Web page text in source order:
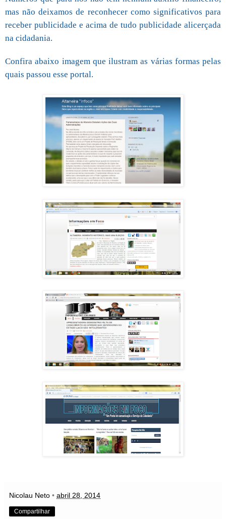
mas não deixamos de reconhecer como significativos para
receber publicidade e acima de tudo publicidade alicerçada
na cidadania.
Confira abaixo imagem que ilustram as várias formas pelas
quais passou esse portal.
Nicolau Neto • abril 28, 2014
Compartilhar